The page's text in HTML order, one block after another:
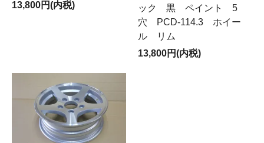
13,800円(内税)
ック 黒 ペイント 5
穴 PCD-114.3 ホイー
ル リム
13,800円(内税)